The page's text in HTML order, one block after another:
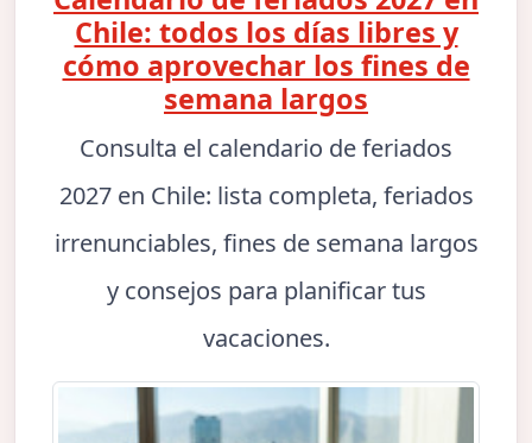
Chile: todos los días libres y
cómo aprovechar los fines de
semana largos
Consulta el calendario de feriados
2027 en Chile: lista completa, feriados
irrenunciables, fines de semana largos
y consejos para planificar tus
vacaciones.